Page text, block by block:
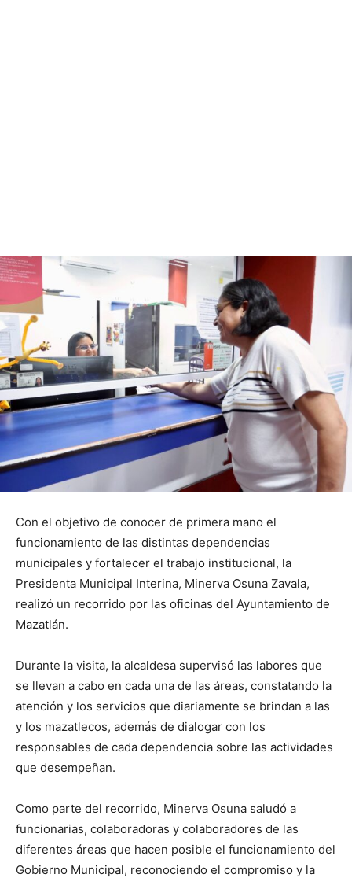
Con el objetivo de conocer de primera mano el
funcionamiento de las distintas dependencias
municipales y fortalecer el trabajo institucional, la
Presidenta Municipal Interina, Minerva Osuna Zavala,
realizó un recorrido por las oficinas del Ayuntamiento de
Mazatlán.
Durante la visita, la alcaldesa supervisó las labores que
se llevan a cabo en cada una de las áreas, constatando la
atención y los servicios que diariamente se brindan a las
y los mazatlecos, además de dialogar con los
responsables de cada dependencia sobre las actividades
que desempeñan.
Como parte del recorrido, Minerva Osuna saludó a
funcionarias, colaboradoras y colaboradores de las
diferentes áreas que hacen posible el funcionamiento del
Gobierno Municipal, reconociendo el compromiso y la